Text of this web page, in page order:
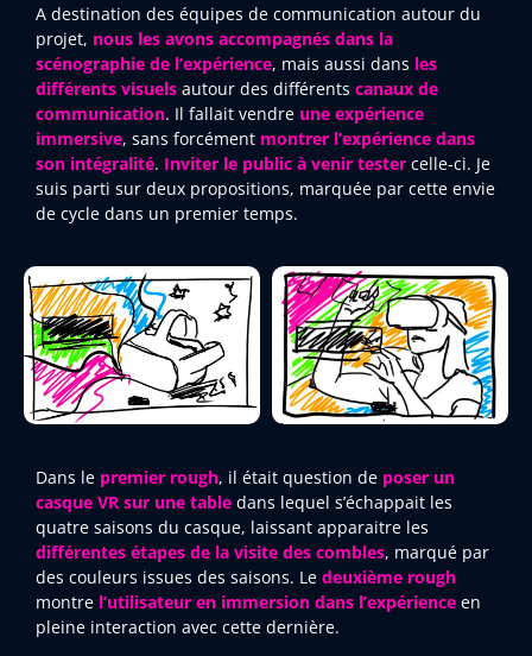
A destination des équipes de communication autour du
projet, nous les avons accompagnés dans la
scénographie de l’expérience, mais aussi dans les
différents visuels autour des différents canaux de
communication. Il fallait vendre une expérience
immersive, sans forcément montrer l’expérience dans
son intégralité. Inviter le public à venir tester celle-ci. Je
suis parti sur deux propositions, marquée par cette envie
de cycle dans un premier temps.
Dans le premier rough, il était question de poser un
casque VR sur une table dans lequel s’échappait les
quatre saisons du casque, laissant apparaitre les
différentes étapes de la visite des combles, marqué par
des couleurs issues des saisons. Le deuxième rough
montre l’utilisateur en immersion dans l’expérience en
pleine interaction avec cette dernière.